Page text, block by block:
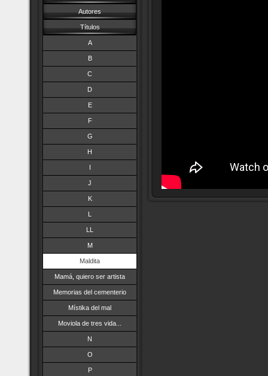
Autores
Títulos
A
B
C
D
E
F
G
H
I
J
K
L
LL
M
Maldita
Mamá, quiero ser artista
Memorias del cementerio
Místika del mal
Moviola de tres vida...
N
O
P